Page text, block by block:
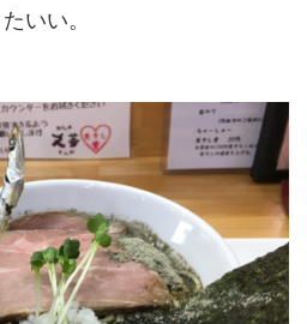
いい。